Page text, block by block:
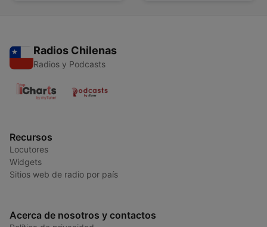
Radios Chilenas
Radios y Podcasts
Recursos
Locutores
Widgets
Sitios web de radio por país
Acerca de nosotros y contactos